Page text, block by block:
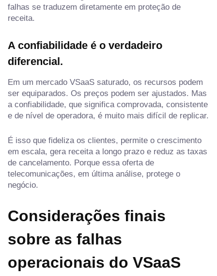
falhas se traduzem diretamente em proteção de
receita.
A confiabilidade é o verdadeiro
diferencial.
Em um mercado VSaaS saturado, os recursos podem
ser equiparados. Os preços podem ser ajustados. Mas
a confiabilidade, que significa comprovada, consistente
e de nível de operadora, é muito mais difícil de replicar.
É isso que fideliza os clientes, permite o crescimento
em escala, gera receita a longo prazo e reduz as taxas
de cancelamento. Porque essa oferta de
telecomunicações, em última análise, protege o
negócio.
Considerações finais
sobre as falhas
operacionais do VSaaS